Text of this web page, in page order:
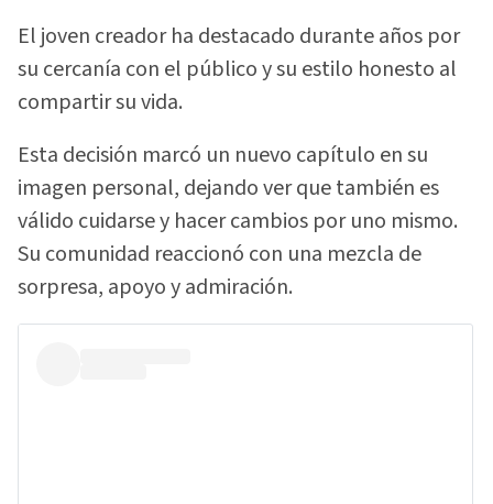
El joven creador ha destacado durante años por
su cercanía con el público y su estilo honesto al
compartir su vida.
Esta decisión marcó un nuevo capítulo en su
imagen personal, dejando ver que también es
válido cuidarse y hacer cambios por uno mismo.
Su comunidad reaccionó con una mezcla de
sorpresa, apoyo y admiración.